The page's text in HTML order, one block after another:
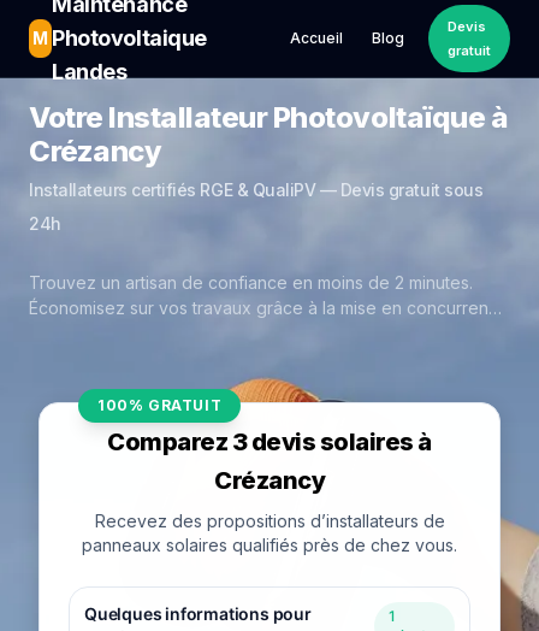
M Photovoltaique
Landes
Accueil Blog
Devis
gratuit
Votre Installateur Photovoltaïque à
Crézancy
Installateurs certifiés RGE & QualiPV — Devis gratuit sous
24h
Trouvez un artisan de confiance en moins de 2 minutes.
Économisez sur vos travaux grâce à la mise en concurrence
100% GRATUIT
Comparez 3 devis solaires à
Crézancy
Recevez des propositions d’installateurs de
panneaux solaires qualifiés près de chez vous.